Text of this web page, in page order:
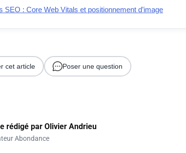
SEO : Core Web Vitals et positionnement d’image
cet article Poser une question
rédigé par Olivier Andrieu
Abondance